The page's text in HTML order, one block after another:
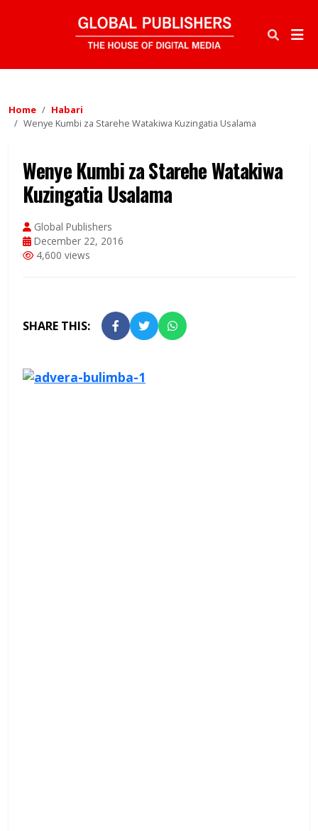
Home
Habari
Wenye Kumbi za Starehe Watakiwa Kuzingatia Usalama
Wenye Kumbi za Starehe Watakiwa
Kuzingatia Usalama
Global Publishers
December 22, 2016
4,600 views
SHARE THIS: